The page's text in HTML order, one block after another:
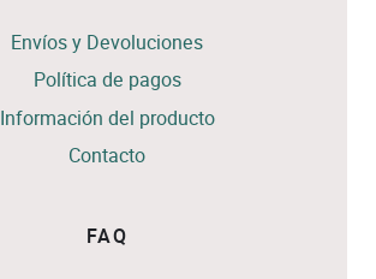
Envíos y Devoluciones
Política de pagos
Información del producto
Contacto
FAQ